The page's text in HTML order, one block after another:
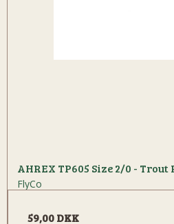
AHREX TP605 Size 2/0 -
FlyCo
59,00 DKK